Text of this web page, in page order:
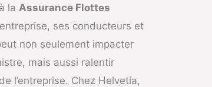
la Assurance Flottes
ses conducteurs et
non seulement impacter
mais aussi ralentir
l’entreprise. Chez Helvetia,